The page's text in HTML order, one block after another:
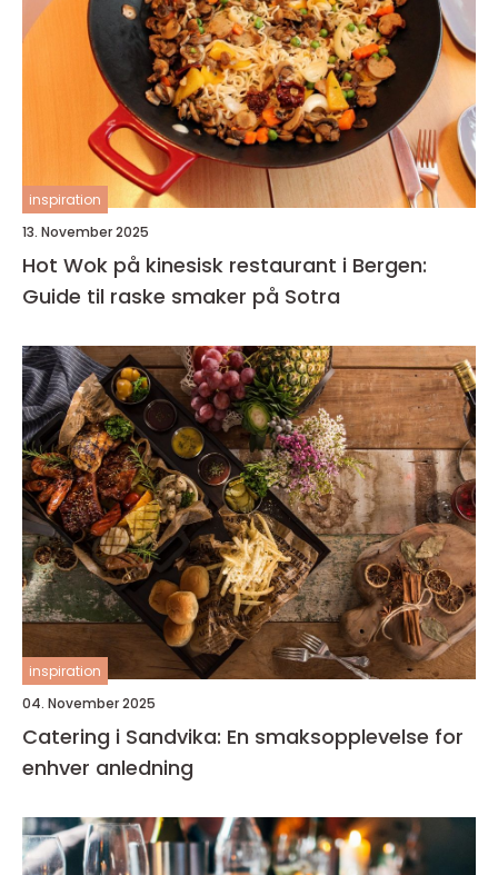
inspiration
13. November 2025
Hot Wok på kinesisk restaurant i Bergen:
Guide til raske smaker på Sotra
inspiration
04. November 2025
Catering i Sandvika: En smaksopplevelse for
enhver anledning